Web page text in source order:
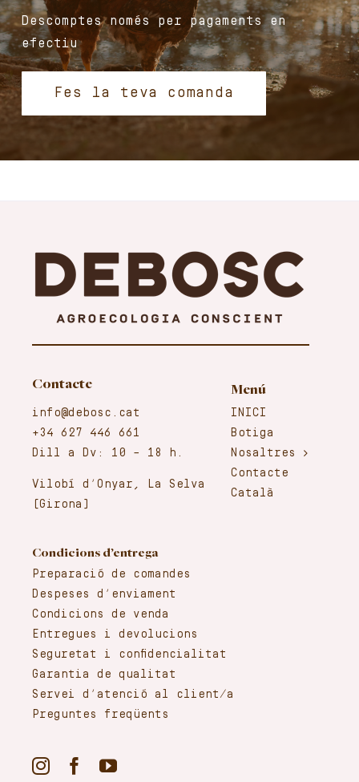
Descomptes només per pagaments en
efectiu
Fes la teva comanda
Menú
INICI
Botiga
Nosaltres
Contacte
Català
Contacte
info@debosc.cat
+34 627 446 661
Dill a Dv: 10 – 18 h.
Vilobí d’Onyar, La Selva
(Girona)
Condicions d’entrega
Preparació de comandes
Despeses d’enviament
Condicions de venda
Entregues i devolucions
Seguretat i confidencialitat
Garantia de qualitat
Servei d’atenció al client/a
Preguntes freqüents